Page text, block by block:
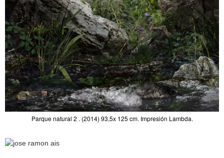
Parque natural 2 . (2014) 93,5x 125 cm. Impresión Lambda.